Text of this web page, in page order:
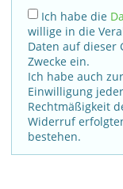
Ich habe die
willige in die
Daten auf dieser
Zwecke ein.
Ich habe auch
Einwilligung
Rechtmäßigkeit
Widerruf
bestehen.